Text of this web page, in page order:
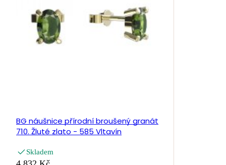
BG náušnice přírodní broušený granát
710. Žluté zlato - 585 Vltavín
Skladem